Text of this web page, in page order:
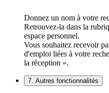
Donnez un nom à votre
Retrouvez-la dans la
espace personnel.
Vous souhaitez recevoir
d'emploi liées à votre
la réception ».
7. Autres fonctionnalités